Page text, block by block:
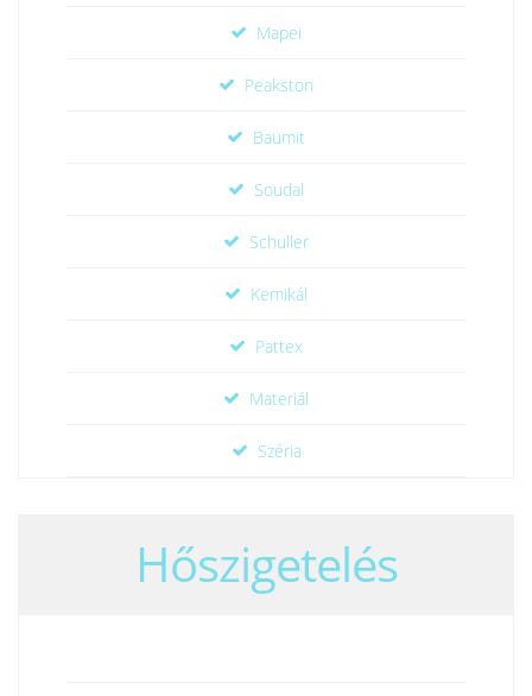
Mapei
Peakston
Baumit
Soudal
Schuller
Kemikál
Pattex
Materiál
Széria
Hőszigetelés